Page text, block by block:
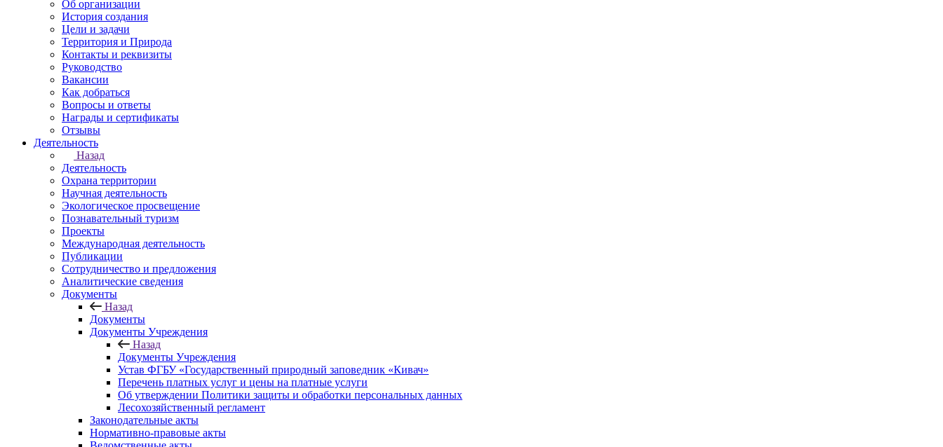
Об организации
История создания
Цели и задачи
Территория и Природа
Контакты и реквизиты
Руководство
Вакансии
Как добраться
Вопросы и ответы
Награды и сертификаты
Отзывы
Деятельность
Назад
Деятельность
Охрана территории
Научная деятельность
Экологическое просвещение
Познавательный туризм
Проекты
Международная деятельность
Публикации
Сотрудничество и предложения
Аналитические сведения
Документы
Назад
Документы
Документы Учреждения
Назад
Документы Учреждения
Устав ФГБУ «Государственный природный заповедник «Кивач»
Перечень платных услуг и цены на платные услуги
Об утверждении Политики защиты и обработки персональных данных
Лесохозяйственный регламент
Законодательные акты
Нормативно-правовые акты